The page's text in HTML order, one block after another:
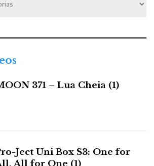
371 – Lua Cheia (1)
Ject Uni Box S3: One for